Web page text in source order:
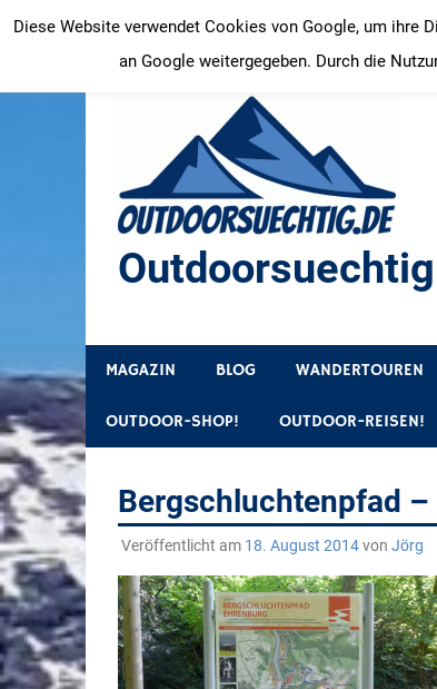
Inhalt
springen
MAGAZIN BLOG WANDERTOUREN
OUTDOOR-SHOP! OUTDOOR-REISEN!
Bergschluchtenpfad –
Veröffentlicht am 18. August 2014von Jörg
Diese Website verwendet Cookies von Google, um ihre
an Google weitergegeben. Durch die